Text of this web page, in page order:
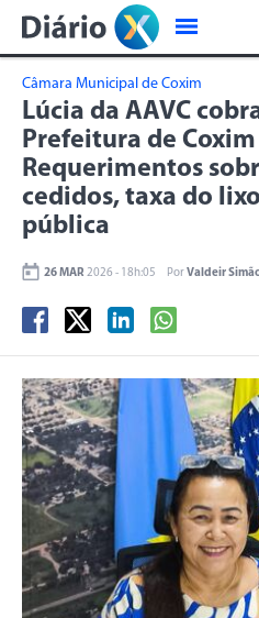
Câmara Municipal de Coxim
Lúcia da AAVC
Prefeitura de
Requerimentos
cedidos, taxa do
pública
26 MAR 2026 - 18h:05 PorValdeir